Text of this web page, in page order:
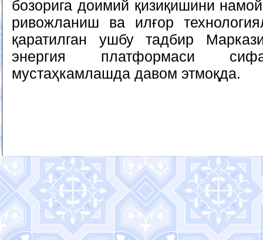
бозорига доимий қизиқишини
ривожланиш ва илғор
қаратилган ушбу тадбир
энергия платформаси
мустаҳкамлашда давом этмоқда.